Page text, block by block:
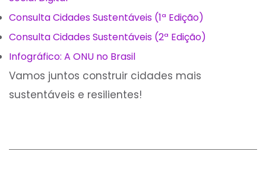
Consulta Cidades Sustentáveis (1ª Edição)
Consulta Cidades Sustentáveis (2ª Edição)
Infográfico: A ONU no Brasil
Vamos juntos construir cidades mais
sustentáveis e resilientes!